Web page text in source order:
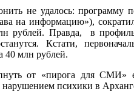
не удалось: программу
на информацию»),
рублей. Правда, в
Кстати,
40 млн рублей.
от «пирога для СМИ»
психики в